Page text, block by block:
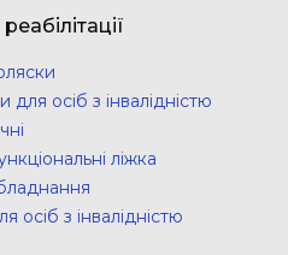
для осіб з інвалідністю
ліжка
осіб з інвалідністю